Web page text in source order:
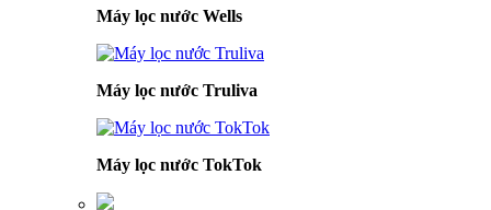
Máy lọc nước Wells
Máy lọc nước Truliva
Máy lọc nước TokTok